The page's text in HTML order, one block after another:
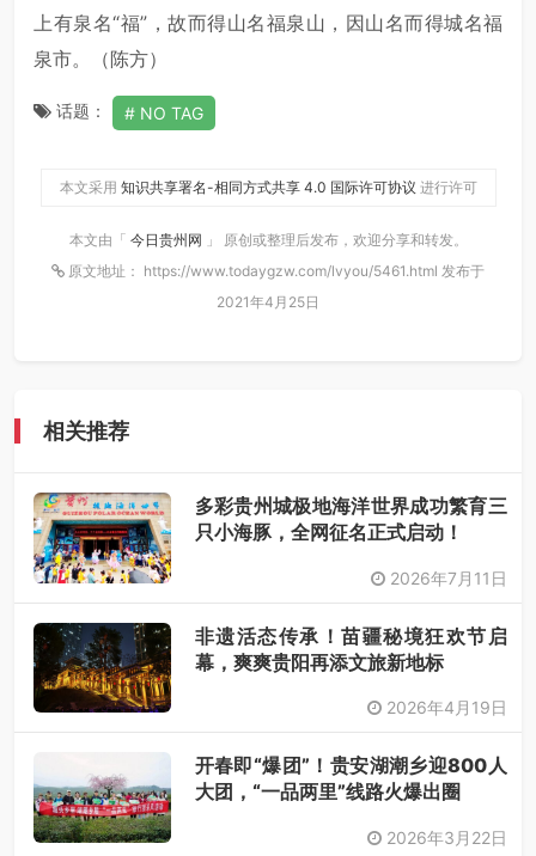
上有泉名“福”，故而得山名福泉山，因山名而得城名福
泉市。（陈方）
话题： NO TAG
本文采用 知识共享署名-相同方式共享 4.0 国际许可协议 进行许可
本文由「 今日贵州网 」 原创或整理后发布，欢迎分享和转发。
原文地址： https://www.todaygzw.com/lvyou/5461.html 发布于
2021年4月25日
相关推荐
多彩贵州城极地海洋世界成功繁育三
只小海豚，全网征名正式启动！
2026年7月11日
非遗活态传承！苗疆秘境狂欢节启
幕，爽爽贵阳再添文旅新地标
2026年4月19日
开春即“爆团”！贵安湖潮乡迎800人
大团，“一品两里”线路火爆出圈
2026年3月22日